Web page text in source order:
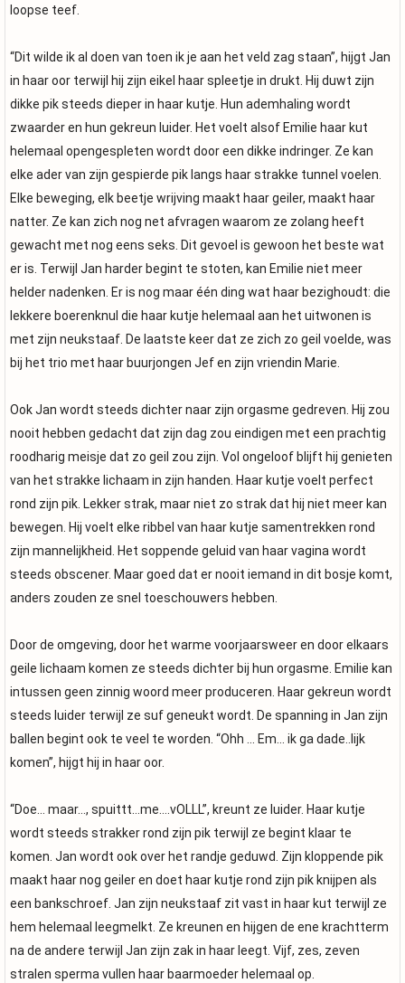
loopse teef.
“Dit wilde ik al doen van toen ik je aan het veld zag staan”, hijgt Jan
in haar oor terwijl hij zijn eikel haar spleetje in drukt. Hij duwt zijn
dikke pik steeds dieper in haar kutje. Hun ademhaling wordt
zwaarder en hun gekreun luider. Het voelt alsof Emilie haar kut
helemaal opengespleten wordt door een dikke indringer. Ze kan
elke ader van zijn gespierde pik langs haar strakke tunnel voelen.
Elke beweging, elk beetje wrijving maakt haar geiler, maakt haar
natter. Ze kan zich nog net afvragen waarom ze zolang heeft
gewacht met nog eens seks. Dit gevoel is gewoon het beste wat
er is. Terwijl Jan harder begint te stoten, kan Emilie niet meer
helder nadenken. Er is nog maar één ding wat haar bezighoudt: die
lekkere boerenknul die haar kutje helemaal aan het uitwonen is
met zijn neukstaaf. De laatste keer dat ze zich zo geil voelde, was
bij het trio met haar buurjongen Jef en zijn vriendin Marie.
Ook Jan wordt steeds dichter naar zijn orgasme gedreven. Hij zou
nooit hebben gedacht dat zijn dag zou eindigen met een prachtig
roodharig meisje dat zo geil zou zijn. Vol ongeloof blijft hij genieten
van het strakke lichaam in zijn handen. Haar kutje voelt perfect
rond zijn pik. Lekker strak, maar niet zo strak dat hij niet meer kan
bewegen. Hij voelt elke ribbel van haar kutje samentrekken rond
zijn mannelijkheid. Het soppende geluid van haar vagina wordt
steeds obscener. Maar goed dat er nooit iemand in dit bosje komt,
anders zouden ze snel toeschouwers hebben.
Door de omgeving, door het warme voorjaarsweer en door elkaars
geile lichaam komen ze steeds dichter bij hun orgasme. Emilie kan
intussen geen zinnig woord meer produceren. Haar gekreun wordt
steeds luider terwijl ze suf geneukt wordt. De spanning in Jan zijn
ballen begint ook te veel te worden. “Ohh … Em… ik ga dade..lijk
komen”, hijgt hij in haar oor.
“Doe… maar…, spuittt…me….vOLLL”, kreunt ze luider. Haar kutje
wordt steeds strakker rond zijn pik terwijl ze begint klaar te
komen. Jan wordt ook over het randje geduwd. Zijn kloppende pik
maakt haar nog geiler en doet haar kutje rond zijn pik knijpen als
een bankschroef. Jan zijn neukstaaf zit vast in haar kut terwijl ze
hem helemaal leegmelkt. Ze kreunen en hijgen de ene krachtterm
na de andere terwijl Jan zijn zak in haar leegt. Vijf, zes, zeven
stralen sperma vullen haar baarmoeder helemaal op.